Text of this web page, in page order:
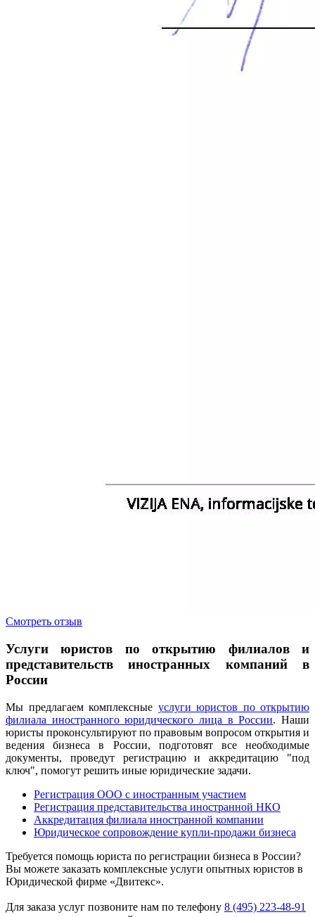
Смотреть отзыв
Услуги юристов по открытию филиалов и
представительств иностранных компаний в
России
Мы предлагаем комплексные услуги юристов по открытию
филиала иностранного юридического лица в России. Наши
юристы проконсультируют по правовым вопросом открытия и
ведения бизнеса в России, подготовят все необходимые
документы, проведут регистрацию и аккредитацию "под
ключ", помогут решить иные юридические задачи.
Регистрация ООО с иностранным участием
Регистрация представительства иностранной НКО
Аккредитация филиала иностранной компании
Юридическое сопровождение купли-продажи бизнеса
Требуется помощь юриста по регистрации бизнеса в России?
Вы можете заказать комплексные услуги опытных юристов в
Юридической фирме «Двитекс».
Для заказа услуг позвоните нам по телефону 8 (495) 223-48-91